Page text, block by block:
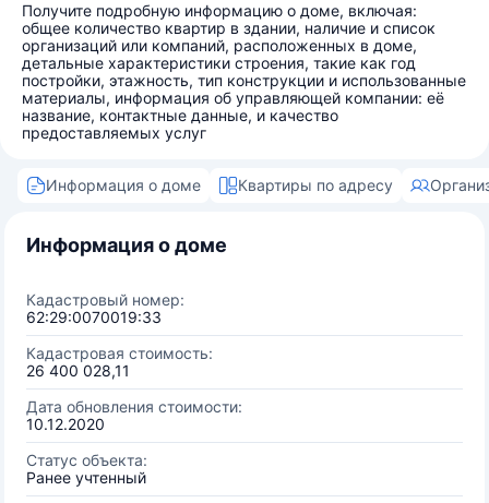
Получите подробную информацию о доме, включая:
общее количество квартир в здании, наличие и список
организаций или компаний, расположенных в доме,
детальные характеристики строения, такие как год
постройки, этажность, тип конструкции и использованные
материалы, информация об управляющей компании: её
название, контактные данные, и качество
предоставляемых услуг
Информация о доме Квартиры по адресу
Информация о доме
Кадастровый номер:
62:29:0070019:33
Кадастровая стоимость:
26 400 028,11
Дата обновления стоимости:
10.12.2020
Статус объекта:
Ранее учтенный